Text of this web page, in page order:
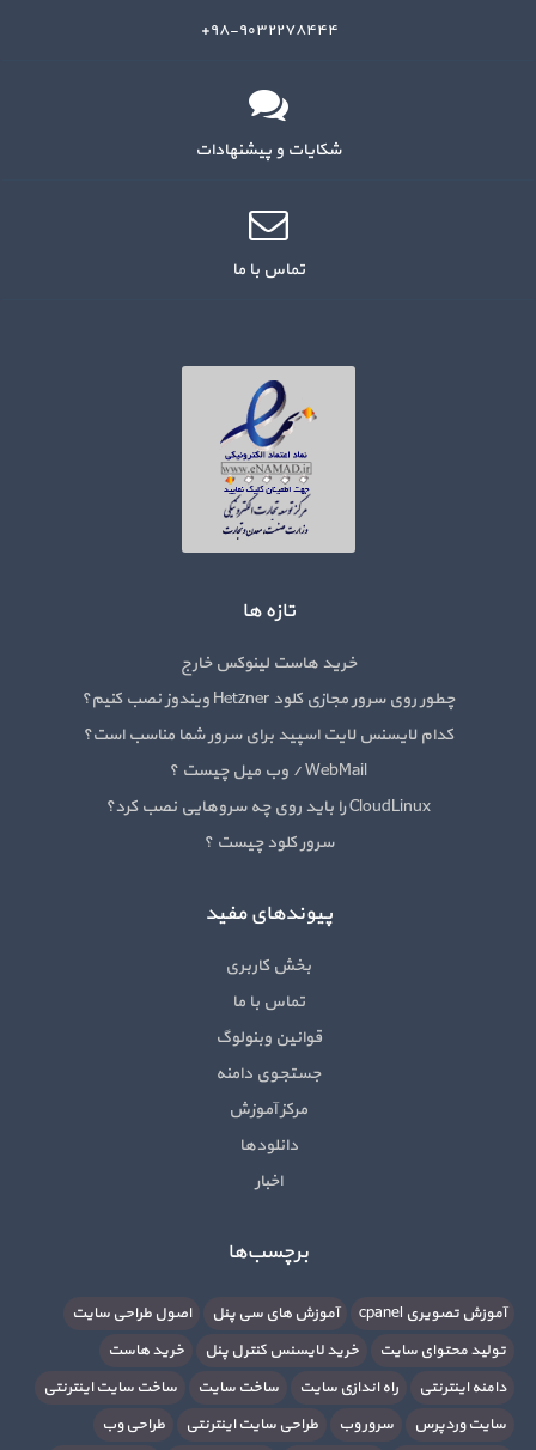
۹۸-۹۰۳۲۲۷۸۴۴۴+
شکایات و پیشنهادات
تماس با ما
تازه ها
خرید هاست لینوکس خارج
چطور روی سرور مجازی کلود Hetzner ویندوز نصب کنیم؟
کدام لایسنس لایت اسپید برای سرور شما مناسب است؟
WebMail / وب میل چیست ؟
CloudLinux را باید روی چه سروهایی نصب کرد؟
سرور کلود چیست ؟
پیوندهای مفید
بخش کاربری
تماس با ما
قوانین وبنولوگ
جستجوی دامنه
مرکز آموزش
دانلودها
اخبار
برچسب‌ها
آموزش تصویری cpanel آموزش های سی پنل
اصول طراحی سایت
تولید محتوای سایت
خرید لایسنس کنترل پنل
خرید هاست
دامنه اینترنتی
راه اندازی سایت ساخت سایت
ساخت سایت اینترنتی
سایت وردپرس
سرور وب طراحی سایت اینترنتی طراحی وب